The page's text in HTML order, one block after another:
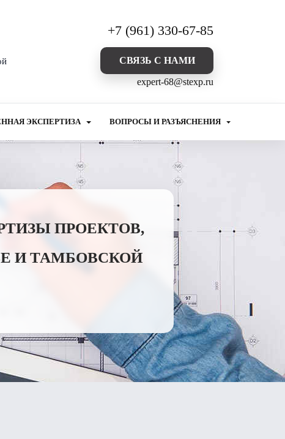
+7 (961) 330-67-85
CВЯЗЬ С НАМИ
expert-68@stexp.ru
ЭКСПЕРТИЗА ВОПРОСЫ И РАЗЪЯСНЕНИЯ
ПРОЕКТОВ,
И ТАМБОВСКОЙ